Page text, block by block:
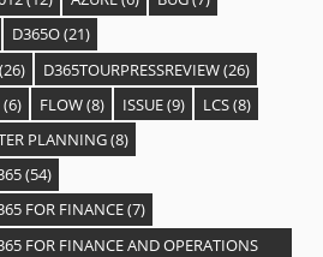
D365O(21)
(26) D365TOURPRESSREVIEW(26)
(6) FLOW(8) ISSUE(9) LCS(8)
PLANNING(8)
(54)
FOR FINANCE(7)
FOR FINANCE AND OPERATIONS